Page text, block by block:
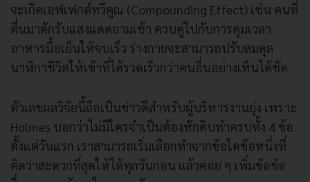
จะเกิดเอฟเฟกต์ทวีคูณ (Compounding Effect) เช่น คนที่
ตื่นมาดักรับแสงแดดยามเช้า ควบคู่ไปกับการคุมเวลา
อาหารมื้อเย็นให้จบเร็ว ร่างกายจะสามารถปรับสมดุล
นาฬิกาชีวิตให้เข้าที่ได้รวดเร็วกว่าคนอื่นอย่างเห็นได้ชัด
ตัวเลขผลวิจัยนี้ถือเป็นข่าวดีสำหรับผู้บริหารงานยุ่ง เพราะ
Holmes บอกว่าไม่มีใครจำเป็นต้องหักดิบทำครบทั้ง 4 ข้อ
ตั้งแต่วันแรก เราสามารถเริ่มเลือกทำจากข้อใดข้อหนึ่งที่
คิดว่าสะดวกที่สุดให้ได้ทุกวันก่อน แล้วค่อย ๆ เพิ่มข้อข้อ